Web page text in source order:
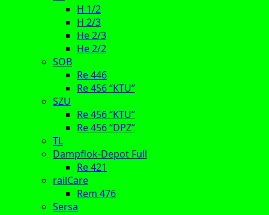
H 1/2
H 2/3
He 2/3
He 2/2
SOB
Re 446
Re 456 “KTU”
SZU
Re 456 “KTU”
Re 456 “DPZ”
TL
Dampflok-Depot Full
Re 421
railCare
Rem 476
Sersa